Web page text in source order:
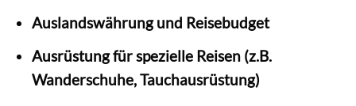
Auslandswährung und Reisebudget
Ausrüstung für spezielle Reisen (z.B.
Wanderschuhe, Tauchausrüstung)